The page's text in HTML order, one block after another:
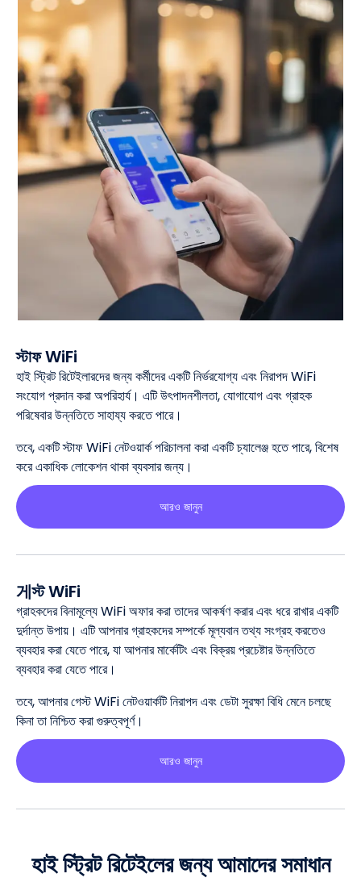
স্টাফ WiFi
হাই স্ট্রিট রিটেইলারদের জন্য কর্মীদের একটি নির্ভরযোগ্য এবং নিরাপদ WiFi
সংযোগ প্রদান করা অপরিহার্য। এটি উৎপাদনশীলতা, যোগাযোগ এবং গ্রাহক
পরিষেবার উন্নতিতে সাহায্য করতে পারে।
তবে, একটি স্টাফ WiFi নেটওয়ার্ক পরিচালনা করা একটি চ্যালেঞ্জ হতে পারে, বিশেষ
করে একাধিক লোকেশন থাকা ব্যবসার জন্য।
আরও জানুন
게স্ট WiFi
গ্রাহকদের বিনামূল্যে WiFi অফার করা তাদের আকর্ষণ করার এবং ধরে রাখার একটি
দুর্দান্ত উপায়। এটি আপনার গ্রাহকদের সম্পর্কে মূল্যবান তথ্য সংগ্রহ করতেও
ব্যবহার করা যেতে পারে, যা আপনার মার্কেটিং এবং বিক্রয় প্রচেষ্টার উন্নতিতে
ব্যবহার করা যেতে পারে।
তবে, আপনার গেস্ট WiFi নেটওয়ার্কটি নিরাপদ এবং ডেটা সুরক্ষা বিধি মেনে চলছে
কিনা তা নিশ্চিত করা গুরুত্বপূর্ণ।
আরও জানুন
হাই স্ট্রিট রিটেইলের জন্য আমাদের সমাধান